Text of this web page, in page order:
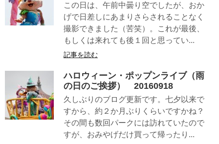
この日は、午前中曇り空でしたが、おか
げで日差しにあまりさらされることなく
撮影できました（苦笑）。これが最後、
もしくは来れても後１回と思ってい...
記事を読む
ハロウィーン・ポップンライブ（雨
の日のご挨拶） 20160918
久しぶりのブログ更新です。七夕以来で
すから、約２か月ぶりくらいですかね？
その間も数回パークには訪れていたので
すが、おみやげだけ買って帰ったり...